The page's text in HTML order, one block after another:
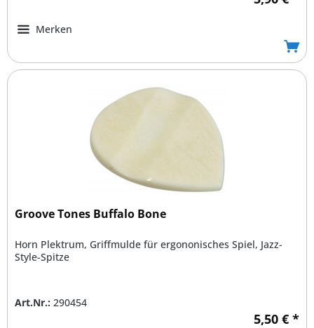
Merken
Groove Tones Buffalo Bone
Horn Plektrum, Griffmulde für ergononisches Spiel, Jazz-
Style-Spitze
Art.Nr.: 290454
5,50 € *